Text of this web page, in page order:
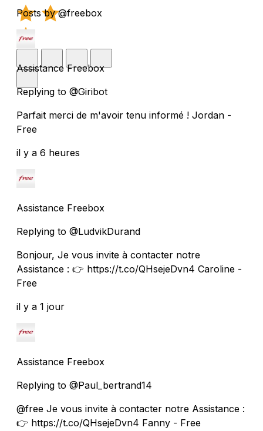
Posts by @freebox
Assistance Freebox
Replying to @Giribot
Parfait merci de m'avoir tenu informé ! Jordan -
Free
il y a 6 heures
Assistance Freebox
Replying to @LudvikDurand
Bonjour, Je vous invite à contacter notre
Assistance : 👉 https://t.co/QHsejeDvn4 Caroline -
Free
il y a 1 jour
Assistance Freebox
Replying to @Paul_bertrand14
@free Je vous invite à contacter notre Assistance :
👉 https://t.co/QHsejeDvn4 Fanny - Free